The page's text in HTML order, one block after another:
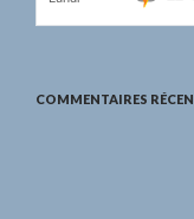
COMMENTAIRES